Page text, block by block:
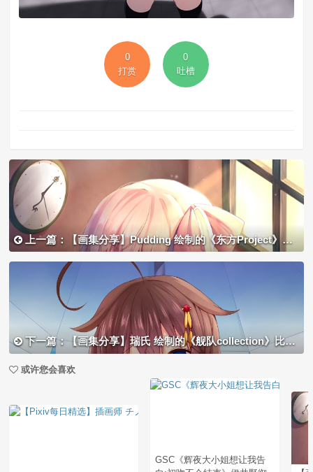
0
打赏
0
吐槽
上一篇：【画集分享】Pudding 绘制的《东方Project》芙兰朵露・斯卡蕾特
下一篇：【画集分享】瑞氏 绘制的《舰队collection》比基尼 时雨
或许您会喜欢
GSC《辉夜大小姐想让我告